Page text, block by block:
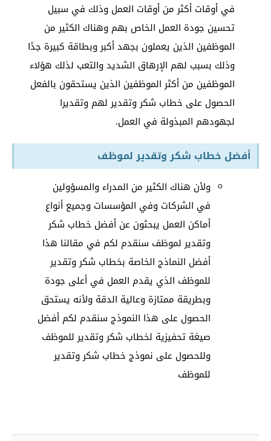
في أوقات أكثر من أوقات العمل وذلك في سبيل
تحسين جودة العمل الخاص بهم وهناك الكثير من
الموظفين الذين يعملون بجهد أكبر وبطاقة كبيرة جدًا
وذلك بسبب لهم الإرهاق الشديد والتعب لذلك هؤلاء
الموظفين من أكثر الموظفين الذين يستحقون بالفعل
الحصول على خطاب شكر وتقدير لهم وتقديرا
لجهودهم المبذولة في العمل.
أفضل خطاب شكر وتقدير لموظف
ولأن هناك الكثير من المدراء والمسؤولين
في الشركات وفي المؤسسات وجميع أنواع
أماكن العمل يبحثون عن أفضل خطاب شكر
وتقدير لموظف سنقدم لكم في مقالنا هذا
أفضل النماذج الخاصة بخطاب شكر وتقدير
للموظف الذي يقدم العمل في أعلى جودة
وبطريقة ممتازة وعالية الدقة ولأنه يستحق
الحصول على هذا النموذج سنقدم لكم أفضل
صيغة تحفيزية لخطاب شكر وتقدير للموظف
وللحصول على نموذج خطاب شكر وتقدير
للموظف